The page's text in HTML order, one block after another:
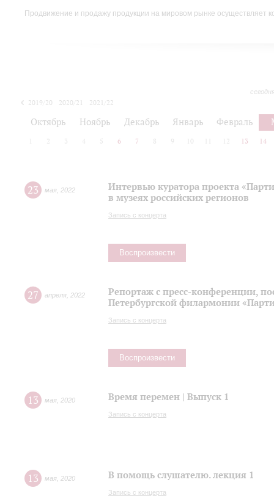
Продвижение и продажу продукции на мировом рынке осуществляет
2019/20 2020/21 2021/22
Октябрь Ноябрь Декабрь Январь Февраль
2 3 4 5 6 7 8 9 10 12 13 14
23 мая 2022
Интервью куратора проекта
в музеях российских регионов
Запись с концерта
Воспроизвести
27 апреля 2022
Репортаж с пресс-конференции,
Петербургской филармонии
Запись с концерта
Воспроизвести
13 мая 2020 Время перемен | Выпуск 1
Запись с концерта
13 мая 2020 В помощь слушателю. лекция 1
Запись с концерта